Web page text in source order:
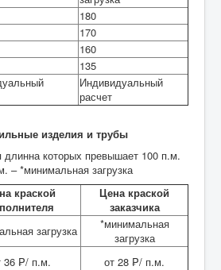
180
170
160
135
Индивидуальный
расчет
изделия и трубы
которых превышает 100 п.м.
– *минимальная загрузка
краской
Цена краской
заказчика
загрузка
*минимальная
загрузка
36 ₱/ п.м.
от 28 ₱/ п.м.